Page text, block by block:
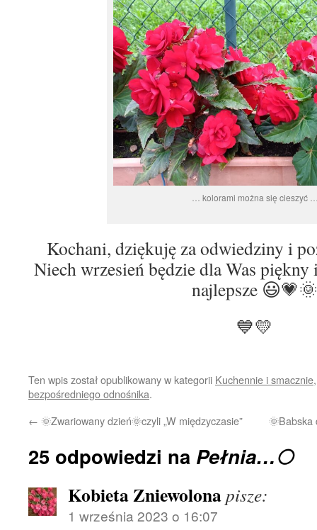
… kolorami można się cieszyć
Kochani, dziękuję za odwiedziny i
Niech wrzesień będzie dla Was
najlepsze 😃💗🌞
💙💛
Ten wpis został opublikowany w kategorii Kuchennie i smacznie
bezpośredniego odnośnika.
← 🌞Zwariowany dzień🌞czyli „W międzyczasie” 🌞Babska
25 odpowiedzi na Pełnia…🌕
Kobieta Zniewolonapisze:
1 września 2023 o 16:07